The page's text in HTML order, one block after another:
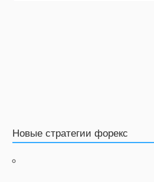
Новые стратегии форекс